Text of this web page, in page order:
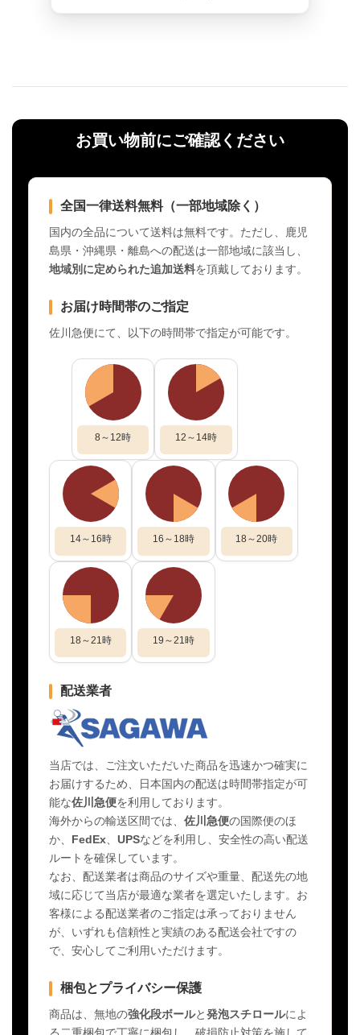
お買い物前にご確認ください
全国一律送料無料（一部地域除く）
国内の全品について送料は無料です。ただし、鹿児
島県・沖縄県・離島への配送は一部地域に該当し、
地域別に定められた追加送料を頂戴しております。
お届け時間帯のご指定
佐川急便にて、以下の時間帯で指定が可能です。
8～12時 12～14時
14～16時 16～18時 18～20時
18～21時 19～21時
配送業者
当店では、ご注文いただいた商品を迅速かつ確実に
お届けするため、日本国内の配送は時間帯指定が可
能な佐川急便を利用しております。
海外からの輸送区間では、 佐川急便の国際便のほ
か、 FedEx UPSなどを利用し、安全性の高い配送
ルートを確保しています。
なお、配送業者は商品のサイズや重量、配送先の地
域に応じて当店が最適な業者を選定いたします。お
客様による配送業者のご指定は承っておりません
が、いずれも信頼性と実績のある配送会社ですの
で、安心してご利用いただけます。
梱包とプライバシー保護
商品は、無地の強化段ボールと発泡スチロールによ